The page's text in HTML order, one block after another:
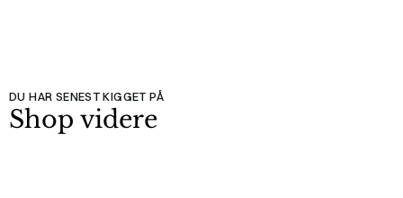
DU HAR SENEST KIGGET PÅ
Shop videre